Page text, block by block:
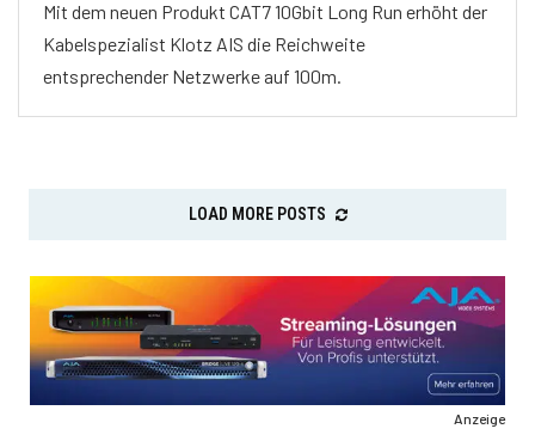
Mit dem neuen Produkt CAT7 10Gbit Long Run erhöht der
Kabelspezialist Klotz AIS die Reichweite
entsprechender Netzwerke auf 100m.
LOAD MORE POSTS
Anzeige